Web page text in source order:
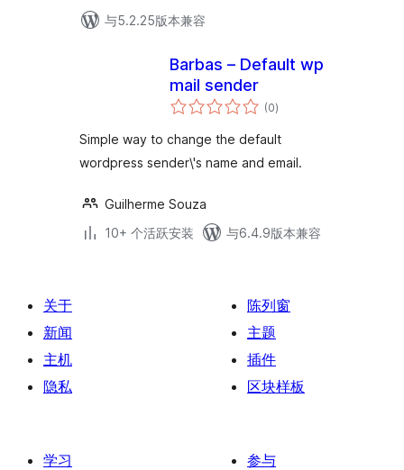
与5.2.25版本兼容
Barbas – Default wp
mail sender
(0总
评)
Simple way to change the default
wordpress sender\'s name and email.
Guilherme Souza
10+ 个活跃安装
与6.4.9版本兼容
关于
新闻
主机
隐私
陈列窗
主题
插件
区块样板
学习
参与